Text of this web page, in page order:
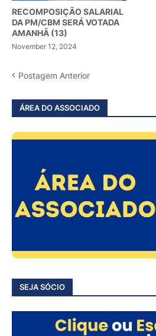
RECOMPOSIÇÃO SALARIAL
DA PM/CBM SERÁ VOTADA
AMANHÃ (13)
November 12, 2024
Postagem Anterior
ÁREA DO ASSOCIADO
SEJA SÓCIO